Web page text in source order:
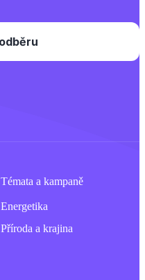
Témata a kampaně
Energetika
Příroda a krajina